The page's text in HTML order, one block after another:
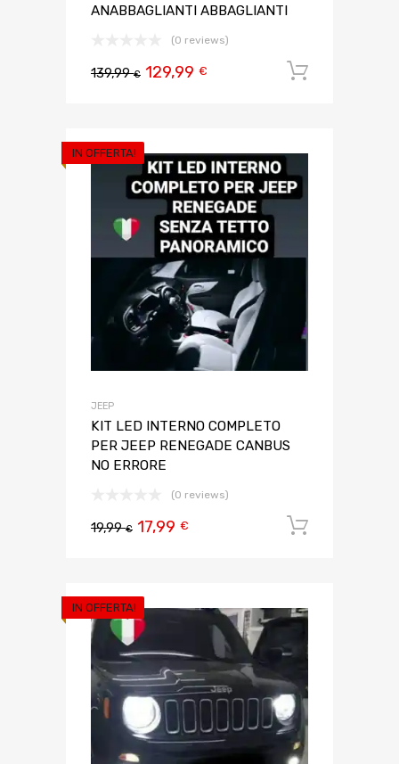
ANABBAGLIANTI ABBAGLIANTI
(0 reviews)
139,99€ 129,99 €
IN OFFERTA!
JEEP
KIT LED INTERNO COMPLETO
PER JEEP RENEGADE CANBUS
NO ERRORE
(0 reviews)
19,99€ 17,99 €
IN OFFERTA!